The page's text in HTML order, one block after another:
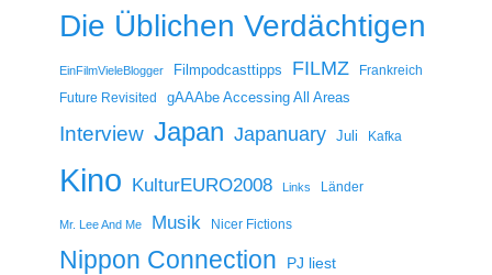
Die Üblichen Verdächtigen
EinFilmVieleBlogger Filmpodcasttipps FILMZ
Frankreich
Future Revisited
gAAAbe Accessing All Areas
Interview Japan Japanuary Juli Kafka
Kino KulturEURO2008 Links Länder
Mr. Lee And Me Musik Nicer Fictions
Nippon Connection PJ liest